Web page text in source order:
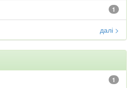
1
далі >
1